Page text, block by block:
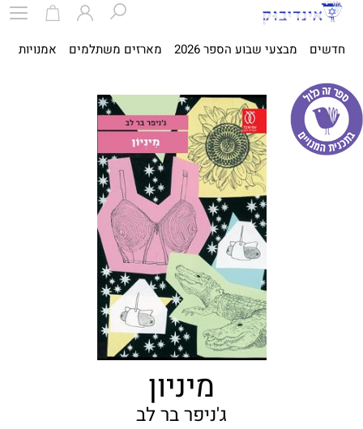
חדשים מבצעי שבוע הספר 2026 מארזים משתלמים אמנויות
מיניון
ג'ניפר בר לב